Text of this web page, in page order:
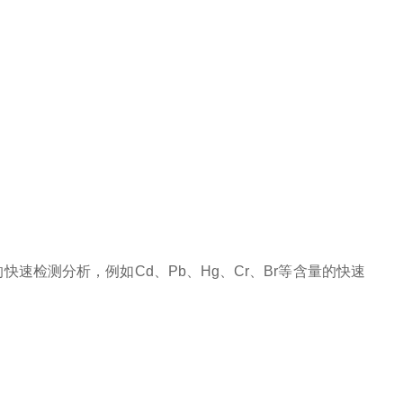
速检测分析，例如Cd、Pb、Hg、Cr、Br等含量的快速